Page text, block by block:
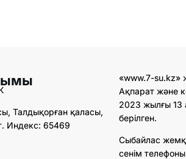
Талдықорған қаласы,
Индекс: 65469
«www.7-su.kz»
Ақпарат және
2023 жылғы 13
берілген.
Сыбайлас
сенім